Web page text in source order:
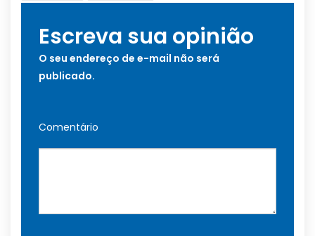
Escreva sua opinião
O seu endereço de e-mail não será
publicado.
Comentário